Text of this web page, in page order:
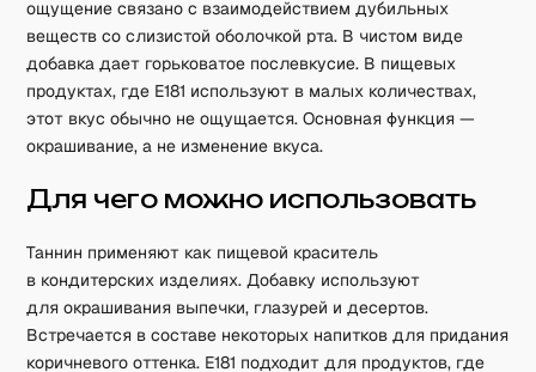
ощущение связано с взаимодействием дубильных
веществ со слизистой оболочкой рта. В чистом виде
добавка дает горьковатое послевкусие. В пищевых
продуктах, где E181 используют в малых количествах,
этот вкус обычно не ощущается. Основная функция —
окрашивание, а не изменение вкуса.
Для чего можно использовать
Таннин применяют как пищевой краситель
в кондитерских изделиях. Добавку используют
для окрашивания выпечки, глазурей и десертов.
Встречается в составе некоторых напитков для придания
коричневого оттенка. E181 подходит для продуктов, где